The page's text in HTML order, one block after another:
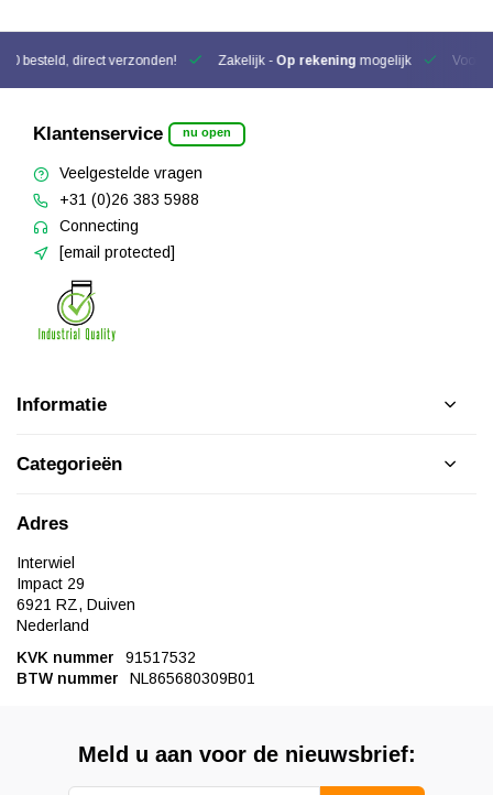
besteld, direct verzonden! Zakelijk - Op rekening mogelijk Voor
Klantenservice nu open
Veelgestelde vragen
+31 (0)26 383 5988
Connecting
[email protected]
Informatie
Categorieën
Adres
Interwiel
Impact 29
6921 RZ, Duiven
Nederland
KVK nummer
91517532
BTW nummer
NL865680309B01
Meld u aan voor de nieuwsbrief: